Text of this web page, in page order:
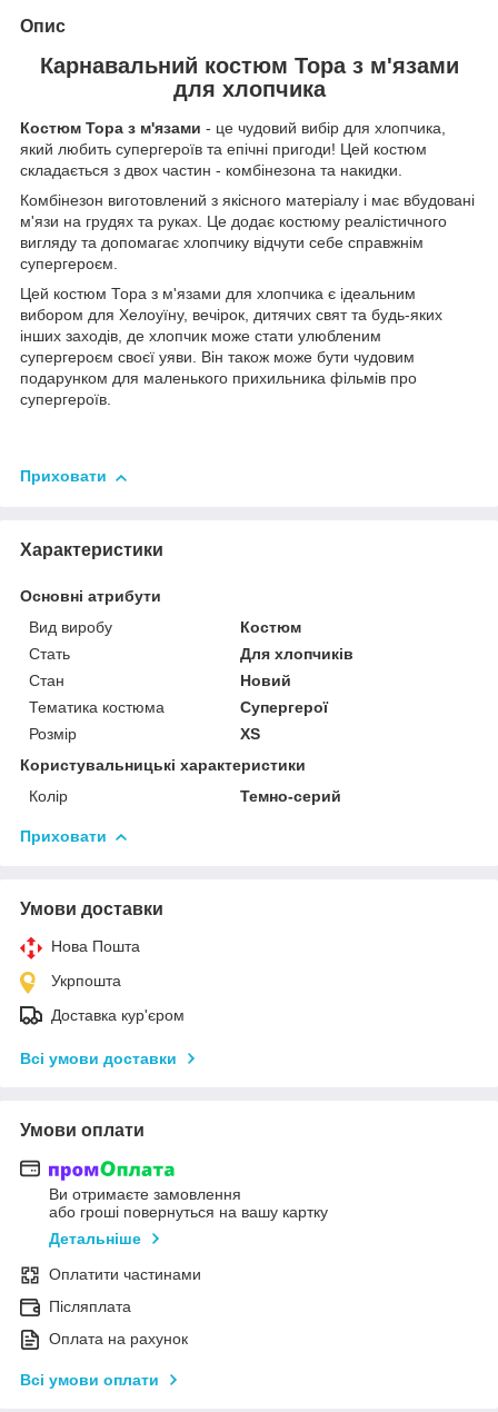
Опис
Карнавальний костюм Тора з м'язами
для хлопчика
Костюм Тора з м'язами - це чудовий вибір для хлопчика,
який любить супергероїв та епічні пригоди! Цей костюм
складається з двох частин - комбінезона та накидки.
Комбінезон виготовлений з якісного матеріалу і має вбудовані
м'язи на грудях та руках. Це додає костюму реалістичного
вигляду та допомагає хлопчику відчути себе справжнім
супергероєм.
Цей костюм Тора з м'язами для хлопчика є ідеальним
вибором для Хелоуїну, вечірок, дитячих свят та будь-яких
інших заходів, де хлопчик може стати улюбленим
супергероєм своєї уяви. Він також може бути чудовим
подарунком для маленького прихильника фільмів про
супергероїв.
Приховати
Характеристики
Основні атрибути
Вид виробу
Костюм
Стать
Для хлопчиків
Стан
Новий
Тематика костюма
Супергерої
Розмір
XS
Користувальницькі характеристики
Колір
Темно-серий
Приховати
Умови доставки
Нова Пошта
Укрпошта
Доставка кур'єром
Всі умови доставки
Умови оплати
Ви отримаєте замовлення
або гроші повернуться на вашу картку
Детальніше
Оплатити частинами
Післяплата
Оплата на рахунок
Всі умови оплати